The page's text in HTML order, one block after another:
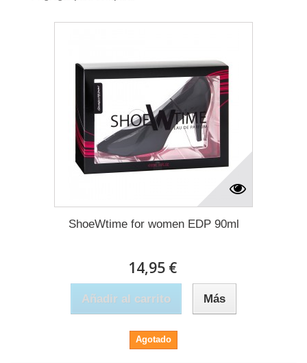
ShoeWtime for women EDP 90ml
14,95 €
Añadir al carrito Más
Agotado